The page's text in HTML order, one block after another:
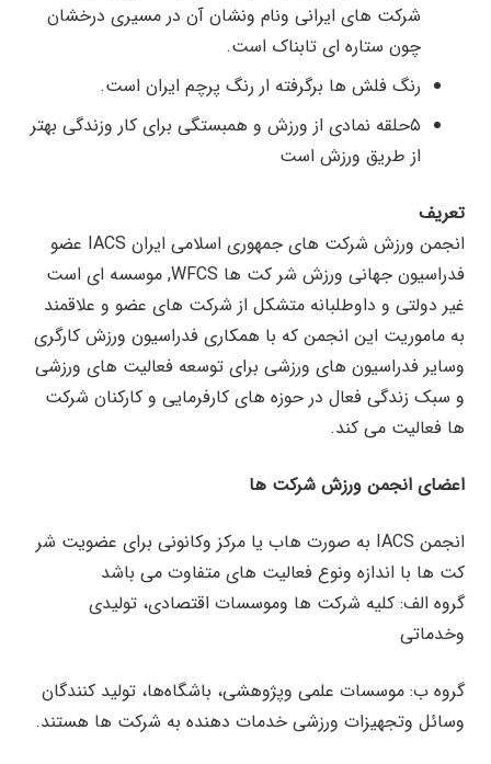
شرکت های ایرانی ونام ونشان آن در مسیری درخشان
چون ستاره ای تابناک است.
رنگ فلش ها برگرفته ار رنگ پرچم ایران است.
۵حلقه نمادی از ورزش و همبستگی برای کار وزندگی بهتر
از طریق ورزش است
تعریف
انجمن ورزش شرکت های جمهوری اسلامی ایران IACS عضو
فدراسیون جهانی ورزش شر کت ها WFCS, موسسه ای است
غیر دولتی و داوطلبانه متشکل از ‌شرکت های عضو و علاقمند
به ماموریت این انجمن که با همکاری فدراسیون ورزش کارگری
وسایر فدراسیون های ورزشی برای توسعه فعالیت های ورزشی
و سبک زندگی فعال در حوزه های کارفرمایی و کارکنان شرکت
ها فعالیت می کند.
اعضای انجمن ورزش شرکت ها
انجمن IACS به صورت هاب یا مرکز وکانونی برای عضویت شر
کت ها با اندازه ونوع فعالیت های متفاوت می باشد
گروه الف: کلیه شرکت ها وموسسات اقتصادی، تولیدی
وخدماتی
گروه ب: موسسات علمی وپژوهشی، باشگاه‌ها، تولید کنندگان
وسائل وتجهیزات ورزشی خدمات دهنده به شرکت ها هستند.